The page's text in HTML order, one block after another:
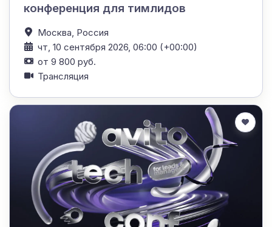
конференция для тимлидов
Москва, Россия
чт, 10 сентября 2026, 06:00 (+00:00)
от 9 800 руб.
Трансляция